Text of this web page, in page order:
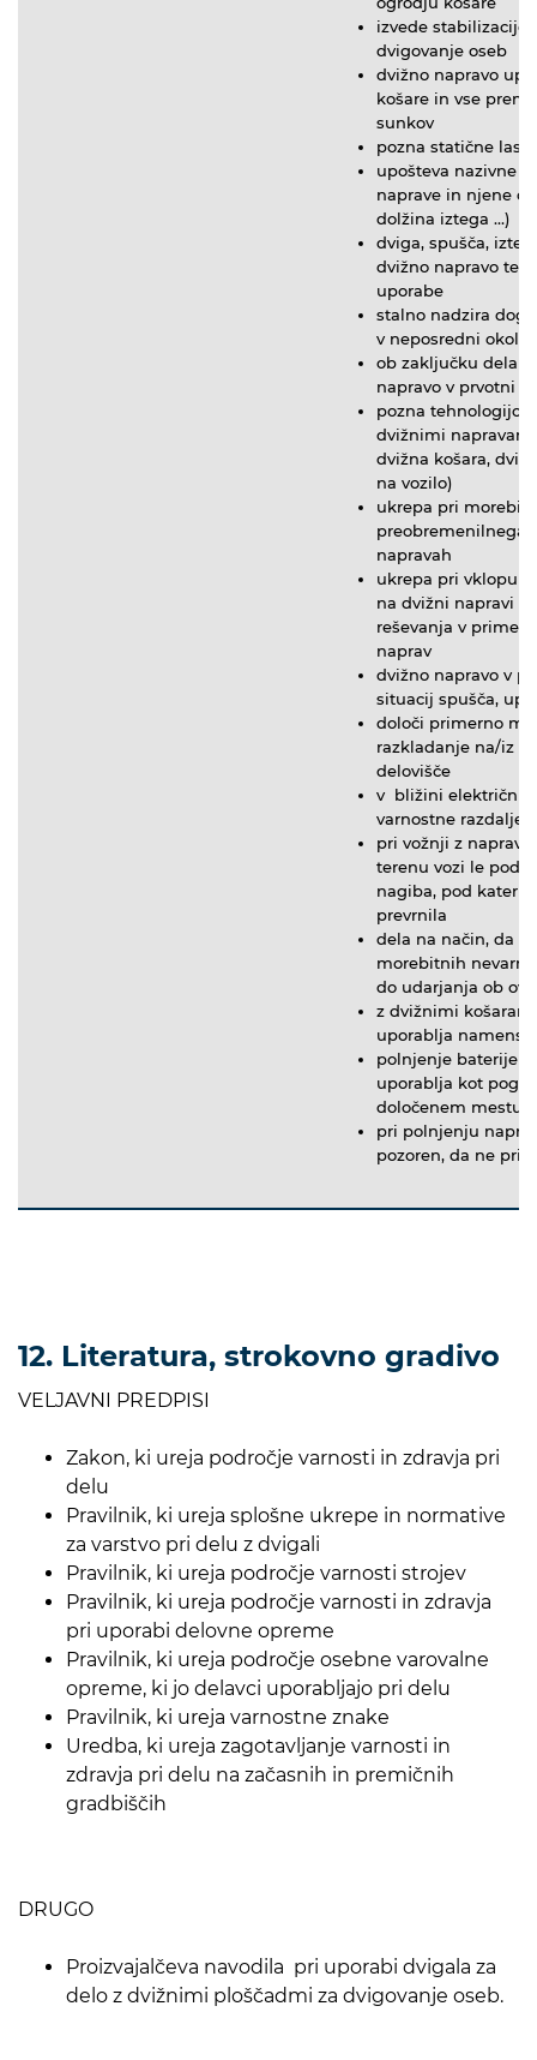
izvede stabilizacijo
dvigovanje oseb
dvižno napravo
košare in vse
sunkov
pozna statične
upošteva nazivne
naprave in njene
dolžina iztega …)
dviga, spušča,
dvižno napravo ter
uporabe
stalno nadzira
v neposredni
ob zaključku dela
napravo v prvotni
pozna tehnologijo
dvižnimi
dvižna košara,
na vozilo)
ukrepa pri
preobremenilnega
napravah
ukrepa pri vklopu
na dvižni napravi
reševanja v
naprav
dvižno napravo v
situacij spušča,
določi primerno
razkladanje na/iz
delovišče
v bližini električnih
varnostne razdalje
pri vožnji z
terenu vozi le pod
nagiba, pod
prevrnila
dela na način, da
morebitnih
do udarjanja ob
z dvižnimi
uporablja
polnjenje baterije
uporablja kot
določenem mestu
pri polnjenju
pozoren, da ne
12. Literatura, strokovno gradivo
VELJAVNI PREDPISI
Zakon, ki ureja področje varnosti in zdravja pri
delu
Pravilnik, ki ureja splošne ukrepe in normative
za varstvo pri delu z dvigali
Pravilnik, ki ureja področje varnosti strojev
Pravilnik, ki ureja področje varnosti in zdravja
pri uporabi delovne opreme
Pravilnik, ki ureja področje osebne varovalne
opreme, ki jo delavci uporabljajo pri delu
Pravilnik, ki ureja varnostne znake
Uredba, ki ureja zagotavljanje varnosti in
zdravja pri delu na začasnih in premičnih
gradbiščih
DRUGO
Proizvajalčeva navodila pri uporabi dvigala za
delo z dvižnimi ploščadmi za dvigovanje oseb.